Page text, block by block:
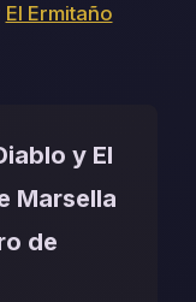
El Ermitaño
y El
Marsella
de